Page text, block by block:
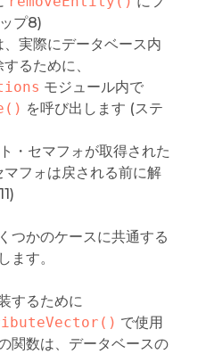
プ8)
、実際にデータベース内
るために、
モジュール内で
を呼び出します (ステ
・セマフォが取得された
フォは戻される前に解
つかのケースに共通する
ます。
するために
で使用
関数は、データベースの